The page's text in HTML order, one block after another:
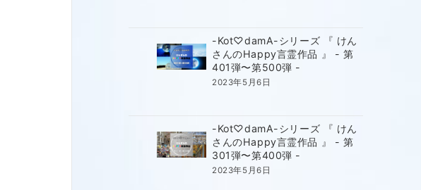
-Kot♡damA-シリーズ 『 けん
さんのHappy言霊作品 』 - 第
401弾〜第500弾 -
2023年5月6日
-Kot♡damA-シリーズ 『 けん
さんのHappy言霊作品 』 - 第
301弾〜第400弾 -
2023年5月6日